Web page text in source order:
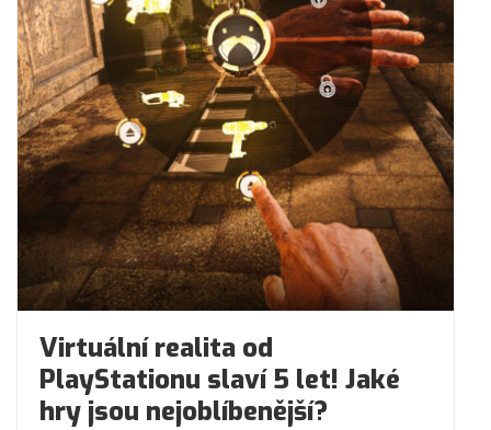
Virtuální realita od
PlayStationu slaví 5 let! Jaké
hry jsou nejoblíbenější?